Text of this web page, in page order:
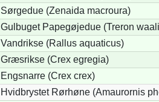
Sørgedue (Zenaida macroura)
Gulbuget Papegøjedue (Treron
Vandrikse (Rallus aquaticus)
Græsrikse (Crex egregia)
Engsnarre (Crex crex)
Hvidbrystet Rørhøne (Amaurornis